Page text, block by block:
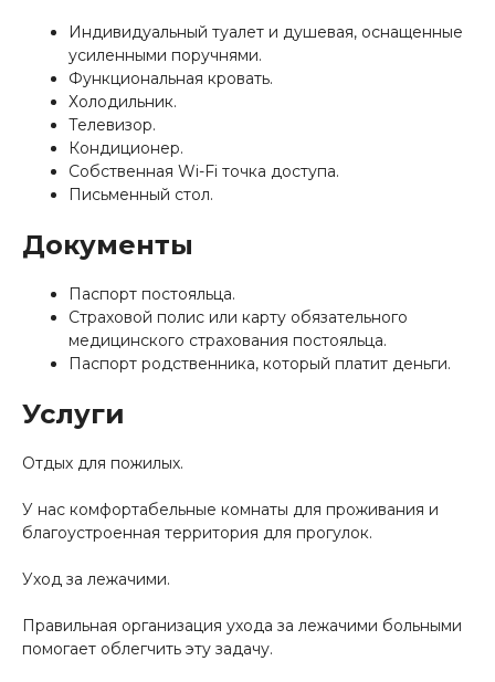
Индивидуальный туалет и душевая, оснащенные
усиленными поручнями.
Функциональная кровать.
Холодильник.
Телевизор.
Кондиционер.
Собственная Wi-Fi точка доступа.
Письменный стол.
Документы
Паспорт постояльца.
Страховой полис или карту обязательного
медицинского страхования постояльца.
Паспорт родственника, который платит деньги.
Услуги
Отдых для пожилых.
У нас комфортабельные комнаты для проживания и
благоустроенная территория для прогулок.
Уход за лежачими.
Правильная организация ухода за лежачими больными
помогает облегчить эту задачу.